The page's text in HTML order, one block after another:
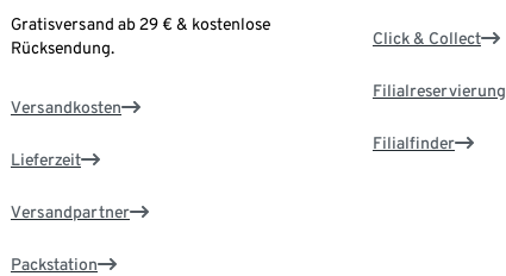
Gratisversand ab 29 € & kostenlose
Rücksendung.
Versandkosten
Lieferzeit
Versandpartner
Packstation
Click & Collect
Filialreservierung
Filialfinder